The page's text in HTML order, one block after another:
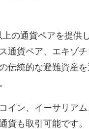
の通貨ペアを提供
通貨ペア、エキゾ
伝統的な避難資産
イン、イーサリア
貨も取引可能です。